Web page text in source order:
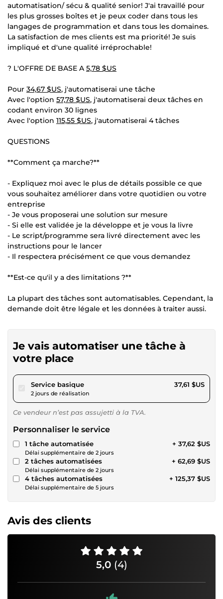
automatisation/ sécu & qualité senior! J'ai travaillé pour
les plus grosses boîtes et je peux coder dans tous les
langages de programmation et dans tous les domaines.
La satisfaction de mes clients est ma priorité! Je suis
impliqué et d'une qualité irréprochable!
? L'OFFRE DE BASE A 5,78 $US
Pour 34,67 $US, j'automatiserai une tâche
Avec l'option 57,78 $US, j'automatiserai deux tâches en
codant environ 30 lignes
Avec l'option 115,55 $US, j'automatiserai 4 tâches
QUESTIONS
**Comment ça marche?**
- Expliquez moi avec le plus de détails possible ce que
vous souhaitez améliorer dans votre quotidien ou votre
entreprise
- Je vous proposerai une solution sur mesure
- Si elle est validée je la développe et je vous la livre
- Le script/programme sera livré directement avec les
instructions pour le lancer
- Il respectera précisément ce que vous demandez
**Est-ce qu'il y a des limitations ?**
La plupart des tâches sont automatisables. Cependant, la
demande doit être légale et les données à traiter aussi.
Je vais automatiser une tâche à
votre place
Service basiquepour 34,67 $US
2 jours de réalisation
37,61 $US
Ce vendeur n’est pas assujetti à la TVA.
Personnaliser le service
1 tâche automatisée
Délai supplémentaire de 2 jours
+ 37,62 $US
2 tâches automatisées
Délai supplémentaire de 2 jours
+ 62,69 $US
4 tâches automatisées
Délai supplémentaire de 5 jours
+ 125,37 $US
Avis des clients
5,0 (4)